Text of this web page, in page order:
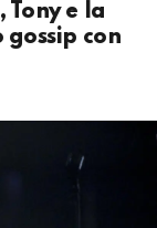
e la
con